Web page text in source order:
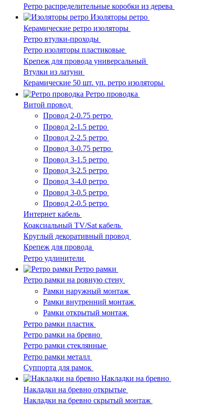
Ретро распределительные коробки из дерева
Изоляторы ретро
Керамические ретро изоляторы
Ретро втулки-проходы
Ретро изоляторы пластиковые
Крепеж для провода универсальный
Втулки из латуни
Керамические 50 шт. уп. ретро изоляторы
Ретро проводка
Витой провод
Провод 2-0.75 ретро
Провод 2-1.5 ретро
Провод 2-2.5 ретро
Провод 3-0.75 ретро
Провод 3-1.5 ретро
Провод 3-2.5 ретро
Провод 3-4.0 ретро
Провод 3-0.5 ретро
Провод 2-0.5 ретро
Интернет кабель
Коаксиальный TV/Sat кабель
Круглый декоративный провод
Крепеж для провода
Ретро удлинители
Ретро рамки
Ретро рамки на ровную стену
Рамки наружный монтаж
Рамки внутренний монтаж
Рамки открытый монтаж
Ретро рамки пластик
Ретро рамки на бревно
Ретро рамки стеклянные
Ретро рамки металл
Суппорта для рамок
Накладки на бревно
Накладки на бревно открытые
Накладки на бревно скрытый монтаж